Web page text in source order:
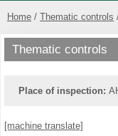
Home Thematic controls
Thematic controls
Place of inspection:
[machine translate]